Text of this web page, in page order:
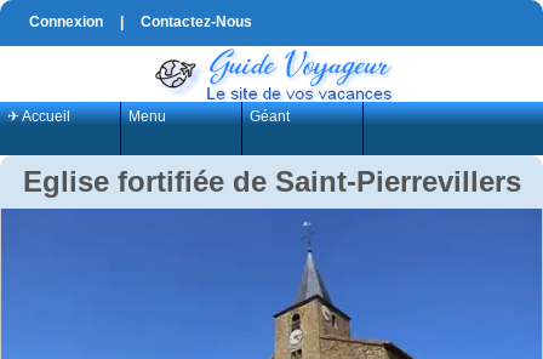
Connexion Contactez-Nous
✈ Accueil Menu Géant
Eglise fortifiée de Saint-Pierrevillers